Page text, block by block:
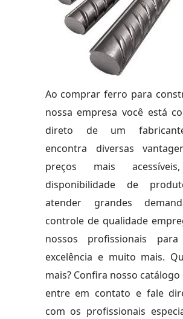
Ao comprar ferro para
nossa empresa você está
direto de um
encontra diversas
preços mais
disponibilidade de
atender grandes
controle de qualidade
nossos profissionais
excelência e muito mais.
mais? Confira nosso
entre em contato e fale
com os profissionais